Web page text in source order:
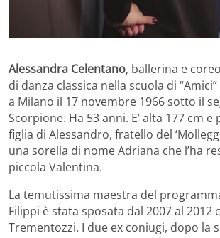
Alessandra Celentano, ballerina e
di danza classica nella scuola di “Amici”
a Milano il 17 novembre 1966 sotto il
Scorpione. Ha 53 anni. E’ alta 177 cm e
figlia di Alessandro, fratello del
una sorella di nome Adriana che l’ha
piccola Valentina.
La temutissima maestra del
Filippi è stata sposata dal 2007 al 2012
Trementozzi. I due ex coniugi, dopo la